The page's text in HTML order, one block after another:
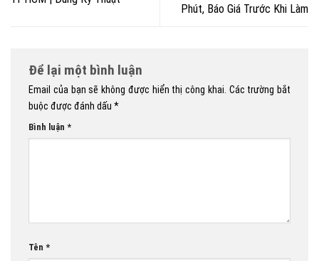
Phút, Báo Giá Trước Khi Làm
Để lại một bình luận
Email của bạn sẽ không được hiển thị công khai. Các trường bắt
buộc được đánh dấu *
Bình luận *
Tên *